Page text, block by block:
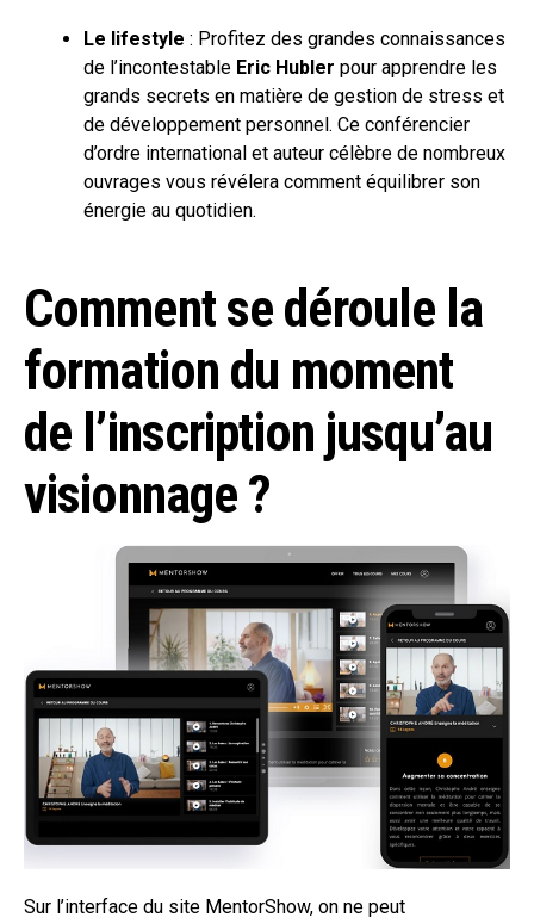
Le lifestyle : Profitez des grandes connaissances
de l’incontestable Eric Hubler pour apprendre les
grands secrets en matière de gestion de stress et
de développement personnel. Ce conférencier
d’ordre international et auteur célèbre de nombreux
ouvrages vous révélera comment équilibrer son
énergie au quotidien.
Comment se déroule la
formation du moment
de l’inscription jusqu’au
visionnage ?
Sur l’interface du site MentorShow, on ne peut